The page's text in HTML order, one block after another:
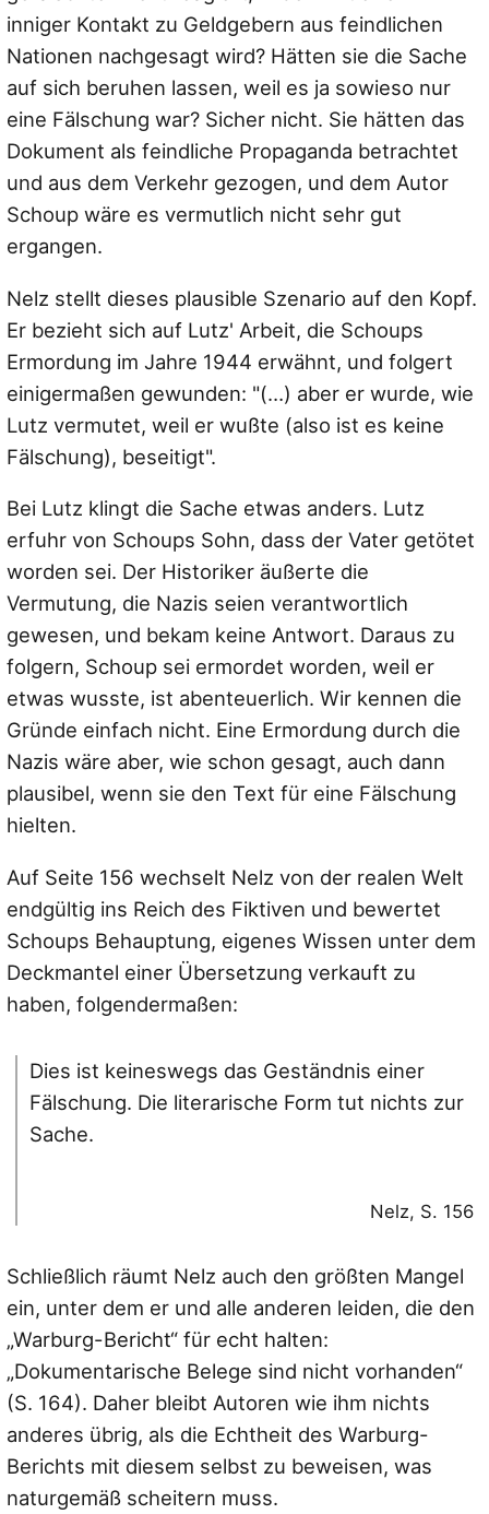
inniger Kontakt zu Geldgebern aus feindlichen
Nationen nachgesagt wird? Hätten sie die Sache
auf sich beruhen lassen, weil es ja sowieso nur
eine Fälschung war? Sicher nicht. Sie hätten das
Dokument als feindliche Propaganda betrachtet
und aus dem Verkehr gezogen, und dem Autor
Schoup wäre es vermutlich nicht sehr gut
ergangen.
Nelz stellt dieses plausible Szenario auf den Kopf.
Er bezieht sich auf Lutz' Arbeit, die Schoups
Ermordung im Jahre 1944 erwähnt, und folgert
einigermaßen gewunden: "(…) aber er wurde, wie
Lutz vermutet, weil er wußte (also ist es keine
Fälschung), beseitigt".
Bei Lutz klingt die Sache etwas anders. Lutz
erfuhr von Schoups Sohn, dass der Vater getötet
worden sei. Der Historiker äußerte die
Vermutung, die Nazis seien verantwortlich
gewesen, und bekam keine Antwort. Daraus zu
folgern, Schoup sei ermordet worden, weil er
etwas wusste, ist abenteuerlich. Wir kennen die
Gründe einfach nicht. Eine Ermordung durch die
Nazis wäre aber, wie schon gesagt, auch dann
plausibel, wenn sie den Text für eine Fälschung
hielten.
Auf Seite 156 wechselt Nelz von der realen Welt
endgültig ins Reich des Fiktiven und bewertet
Schoups Behauptung, eigenes Wissen unter dem
Deckmantel einer Übersetzung verkauft zu
haben, folgendermaßen:
Dies ist keineswegs das Geständnis einer
Fälschung. Die literarische Form tut nichts zur
Sache.
Nelz, S. 156
Schließlich räumt Nelz auch den größten Mangel
ein, unter dem er und alle anderen leiden, die den
„Warburg-Bericht“ für echt halten:
„Dokumentarische Belege sind nicht vorhanden“
(S. 164). Daher bleibt Autoren wie ihm nichts
anderes übrig, als die Echtheit des Warburg-
Berichts mit diesem selbst zu beweisen, was
naturgemäß scheitern muss.